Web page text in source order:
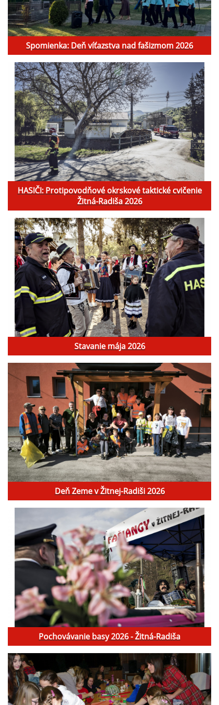
Spomienka: Deň víťazstva nad fašizmom 2026
HASIČI: Protipovodňové okrskové taktické cvičenie
Žitná-Radiša 2026
Stavanie mája 2026
Deň Zeme v Žitnej-Radiši 2026
Pochovávanie basy 2026 - Žitná-Radiša